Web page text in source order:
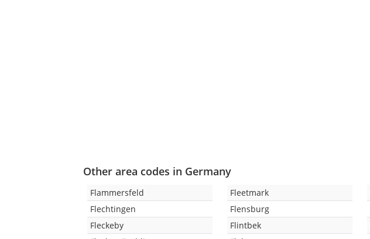
Other area codes in Germany
Flammersfeld
Flechtingen
Fleckeby
Fleetmark
Flensburg
Flintbek